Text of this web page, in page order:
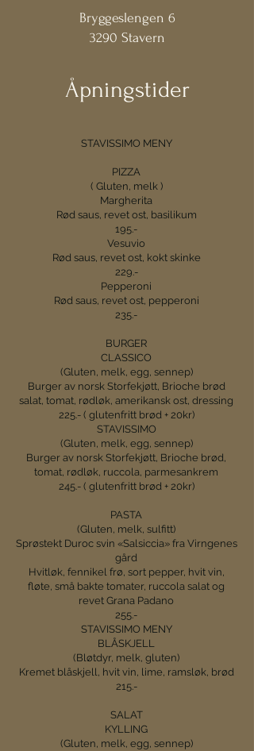
Bryggeslengen 6
3290 Stavern
Åpningstider
STAVISSIMO MENY
PIZZA
( Gluten, melk )
Margherita
Rød saus, revet ost, basilikum
195.-
Vesuvio
Rød saus, revet ost, kokt skinke
229.-
Pepperoni
Rød saus, revet ost, pepperoni
235.-
BURGER
CLASSICO
(Gluten, melk, egg, sennep)
Burger av norsk Storfekjøtt, Brioche brød
salat, tomat, rødløk, amerikansk ost, dressing
225.- ( glutenfritt brød + 20kr)
STAVISSIMO
(Gluten, melk, egg, sennep)
Burger av norsk Storfekjøtt, Brioche brød,
tomat, rødløk, ruccola, parmesankrem
245.- ( glutenfritt brød + 20kr)
PASTA
(Gluten, melk, sulfitt)
Sprøstekt Duroc svin «Salsiccia» fra Virngenes
gård
Hvitløk, fennikel frø, sort pepper, hvit vin,
fløte, små bakte tomater, ruccola salat og
revet Grana Padano
255.-
STAVISSIMO MENY
BLÅSKJELL
(Bløtdyr, melk, gluten)
Kremet blåskjell, hvit vin, lime, ramsløk, brød
215.-
SALAT
KYLLING
(Gluten, melk, egg, sennep)